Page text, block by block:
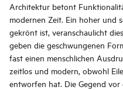
Architektur betont
modernen Zeit. Ein hoher und
gekrönt ist, veranschaulicht
geben die geschwungenen
fast einen menschlichen
zeitlos und modern, obwohl
entworfen hat. Die Gegend